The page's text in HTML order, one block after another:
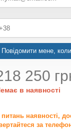
Повідомити мене,
250
в наявності
наявності,
за